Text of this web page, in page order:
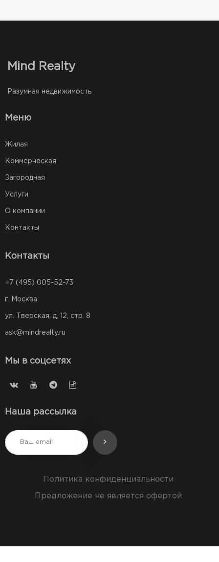
Mind Realty
Разумная недвижимость
Меню
Жилая
Коммерческая
Загородная
Услуги
О компании
Контакты
Контакты
+7 (495) 005-52-73
г. Москва
ул. Тверская, д. 12, стр. 8
ask@mindrealty.ru
Мы в соцсетях
Наша рассылка
Политика конфиденциальности
Предложение не является офертой